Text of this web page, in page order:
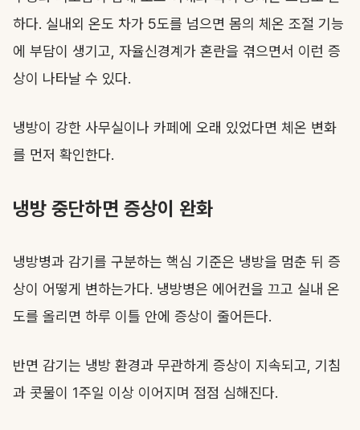
하다. 실내외 온도 차가 5도를 넘으면 몸의 체온 조절 기능
에 부담이 생기고, 자율신경계가 혼란을 겪으면서 이런 증
상이 나타날 수 있다.
냉방이 강한 사무실이나 카페에 오래 있었다면 체온 변화
를 먼저 확인한다.
냉방 중단하면 증상이 완화
냉방병과 감기를 구분하는 핵심 기준은 냉방을 멈춘 뒤 증
상이 어떻게 변하는가다. 냉방병은 에어컨을 끄고 실내 온
도를 올리면 하루 이틀 안에 증상이 줄어든다.
반면 감기는 냉방 환경과 무관하게 증상이 지속되고, 기침
과 콧물이 1주일 이상 이어지며 점점 심해진다.